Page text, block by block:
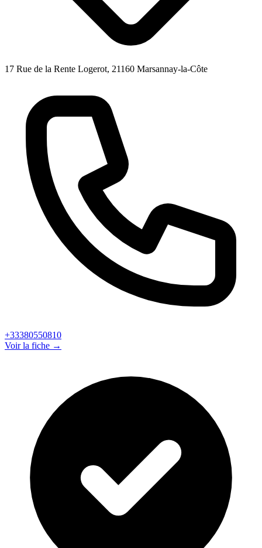
17 Rue de la Rente Logerot, 21160 Marsannay-la-Côte
+33380550810
Voir la fiche →